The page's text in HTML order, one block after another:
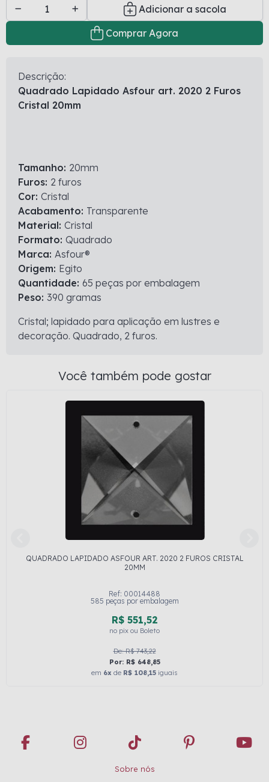
Adicionar a sacola
Comprar Agora
Descrição:
Quadrado Lapidado Asfour art. 2020 2 Furos
Cristal 20mm
Tamanho: 20mm
Furos: 2 furos
Cor: Cristal
Acabamento: Transparente
Material: Cristal
Formato: Quadrado
Marca: Asfour®
Origem: Egito
Quantidade: 65 peças por embalagem
Peso: 390 gramas
Cristal; lapidado para aplicação em lustres e
decoração. Quadrado, 2 furos.
Você também pode gostar
QUADRADO LAPIDADO ASFOUR ART. 2020 2 FUROS CRISTAL
20MM
Ref: 00014488
585 peças por embalagem
R$ 551,52
no pix ou Boleto
De: R$ 743,22
Por: R$ 648,85
em 6x de R$ 108,15 iguais
Sobre nós